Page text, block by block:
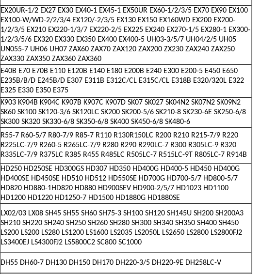
EX20UR-1/2 EX27 EX30 EX40-1 EX45-1 EX50UR EX60-1/2/3/5 EX70 EX90 EX100
EX100-W/WD-2/2/3/4 EX120/-2/3/5 EX130 EX150 EX160WD EX200 EX200-
1/2/3/5 EX210 EX220-1/3/7 EX220-2/5 EX225 EX240 EX270-1/5 EX280-1 EX300-
1/2/3/5/6 EX320 EX330 EX350 EX400 EX400-5 UH03-3/5/7 UH04/2/5 UH05
UN055-7 UH06 UH07 ZAX60 ZAX70 ZAX120 ZAX200 ZX230 ZAX240 ZAX250
ZAX330 ZAX350 ZAX360 ZAX360
E40B E70 E70B E110 E120B E140 E180 E200B E240 E300 E200-5 E450 E650
E235B/B/D E245B/D E307 E311B E312C/CL E315C/CL E318B E320/320L E322
E325 E330 E350 E375
K903 K904B K904C K907B K907C K907D SK07 SK027 SK04N2 SK07N2 SK09N2
SK60 SK100 SK120-3/6 SK120LC SK200 SK200-5/6 SK210-8 SK230-6E SK250-6/8
SK300 SK320 SK330-6/8 SK350-6/8 SK400 SK450-6/8 SK480-6
R55-7 R60-5/7 R80-7/9 R85-7 R110 R130R150LC R200 R210 R215-7/9 R220
R225LC-7/9 R260-5 R265LC-7/9 R280 R290 R290LC-7 R300 R305LC-9 R320
R335LC-7/9 R375LC R385 R455 R485LC R505LC-7 R515LC-9T R805LC-7 R914B
HD250 HD250SE HD300GS HD307 HD350 HD400G HD400-5 HD450 HD400G
HD400SE HD450SE HD510 HD512 HD550SE HD700G HD700-5/7 HD800-5/7
HD820 HD880-1HD820 HD880 HD900SEV HD900-2/5/7 HD1023 HD1100
HD1200 HD1220 HD1250-7 HD1500 HD1880G HD1880SE
LX02/03 LX08 SH45 SH55 SH60 SH75-3 SH100 SH120 SH145U SH200 SH200A3
SH210 SH220 SH240 SH250 SH260 SH280 SH300 SH340 SH350 SH400 SH450
LS200 LS200 LS280 LS1200 LS1600 LS2035 LS2050L LS2650 LS2800 LS2800FJ2
LS3400EJ LS4300FJ2 LS5800C2 SC800 SC1000
DH55 DH60-7 DH130 DH150 DH170 DH220-3/5 DH220-9E DH258LC-V